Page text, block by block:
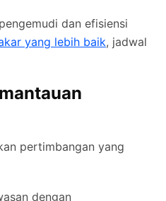
dan efisiensi
yang lebih baik, jadwal
pertimbangan yang
dengan